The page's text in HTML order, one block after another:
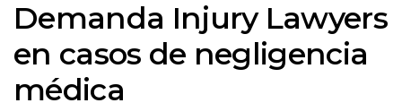
Demanda Injury Lawyers
en casos de negligencia
médica